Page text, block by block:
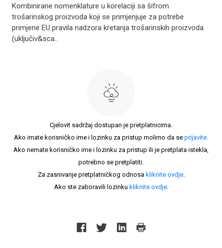
Kombinirane nomenklature u korelaciji sa šifrom
trošarinskog proizvoda koji se primjenjuje za potrebe
primjene EU pravila nadzora kretanja trošarinskih proizvoda
(uključiv&sca..
Cjelovit sadržaj dostupan je pretplatnicima.
Ako imate korisničko ime i lozinku za pristup molimo da se prijavite.
Ako nemate korisničko ime i lozinku za pristup ili je pretplata istekla,
potrebno se pretplatiti.
Za zasnivanje pretplatničkog odnosa kliknite ovdje.
Ako ste zaboravili lozinku kliknite ovdje.